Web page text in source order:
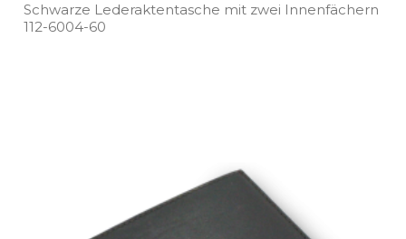
Schwarze Lederaktentasche mit zwei Innenfächern
112­-6004­-60